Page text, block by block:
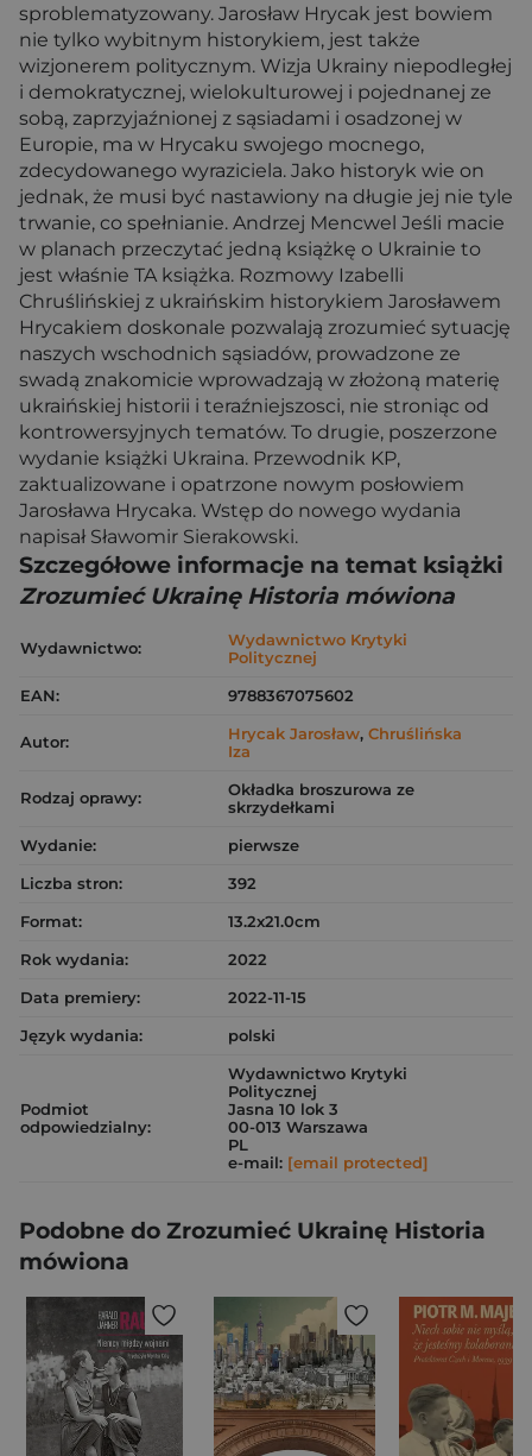
sproblematyzowany. Jarosław Hrycak jest bowiem
nie tylko wybitnym historykiem, jest także
wizjonerem politycznym. Wizja Ukrainy niepodległej
i demokratycznej, wielokulturowej i pojednanej ze
sobą, zaprzyjaźnionej z sąsiadami i osadzonej w
Europie, ma w Hrycaku swojego mocnego,
zdecydowanego wyraziciela. Jako historyk wie on
jednak, że musi być nastawiony na długie jej nie tyle
trwanie, co spełnianie. Andrzej Mencwel Jeśli macie
w planach przeczytać jedną książkę o Ukrainie to
jest właśnie TA książka. Rozmowy Izabelli
Chruślińskiej z ukraińskim historykiem Jarosławem
Hrycakiem doskonale pozwalają zrozumieć sytuację
naszych wschodnich sąsiadów, prowadzone ze
swadą znakomicie wprowadzają w złożoną materię
ukraińskiej historii i teraźniejszosci, nie stroniąc od
kontrowersyjnych tematów. To drugie, poszerzone
wydanie książki Ukraina. Przewodnik KP,
zaktualizowane i opatrzone nowym posłowiem
Jarosława Hrycaka. Wstęp do nowego wydania
napisał Sławomir Sierakowski.
Szczegółowe informacje na temat książki
Zrozumieć Ukrainę Historia mówiona
Wydawnictwo:
Wydawnictwo Krytyki
Politycznej
EAN:
9788367075602
Autor: Hrycak Jarosław, Chruślińska
Iza
Rodzaj oprawy:
Okładka broszurowa ze
skrzydełkami
Wydanie:
pierwsze
Liczba stron:
392
Format:
13.2x21.0cm
Rok wydania:
2022
Data premiery:
2022-11-15
Język wydania:
polski
Podmiot
odpowiedzialny:
Wydawnictwo Krytyki
Politycznej
Jasna 10 lok 3
00-013 Warszawa
PL
e-mail: [email protected]
Podobne do Zrozumieć Ukrainę Historia
mówiona